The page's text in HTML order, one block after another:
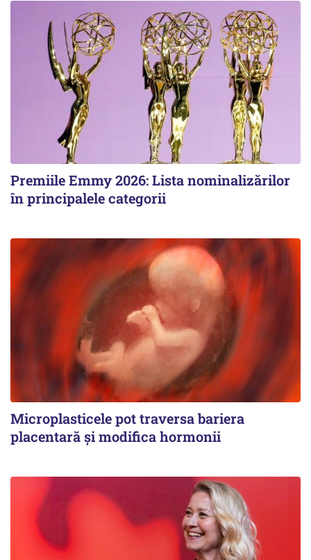
Premiile Emmy 2026: Lista nominalizărilor
în principalele categorii
Microplasticele pot traversa bariera
placentară și modifica hormonii